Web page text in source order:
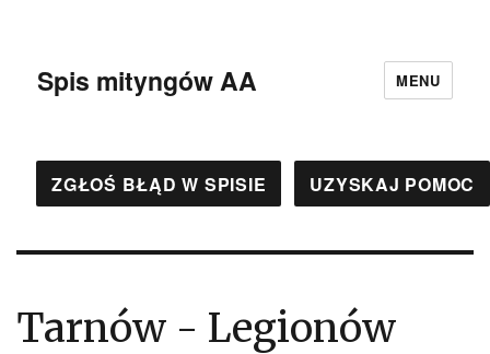
Spis mityngów AA MENU
ZGŁOŚ BŁĄD W SPISIE UZYSKAJ POMOC
Tarnów - Legionów